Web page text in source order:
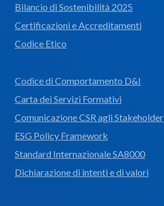
Bilancio di Sostenibilità 2025
Certificazioni e Accreditamenti
Codice Etico
Codice di Comportamento D&I
Carta dei Servizi Formativi
Comunicazione CSR agli Stakeholder
ESG Policy Framework
Standard Internazionale SA8000
Dichiarazione di intenti e di valori